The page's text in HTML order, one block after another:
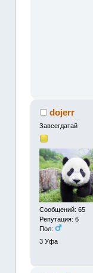
dojerr
Завсегдатай
Сообщений: 65
Репутация: 6
Пол:
3 Уфа